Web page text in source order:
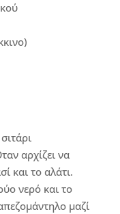
αρχίζει να
και το αλάτι.
νερό και το
μαζί